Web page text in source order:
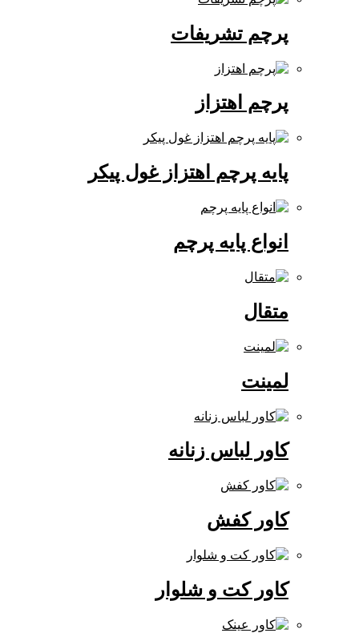
پرچم تشریفات
پرچم اهتزاز
پایه پرچم اهتزاز غول پیکر
انواع پایه پرچم
کاور لباس زنانه
کاور کفش
کاور کت و شلوار